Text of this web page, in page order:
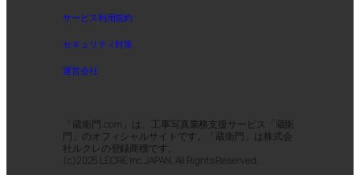
サービス利用規約
セキュリティ対策
運営会社
「蔵衛門.com」は、工事写真業務支援サービス「蔵衛
門」のオフィシャルサイトです。「蔵衛門」は株式会
社ルクレの登録商標です。
(c)2025 LECRE Inc.JAPAN. All Rights Reserved.